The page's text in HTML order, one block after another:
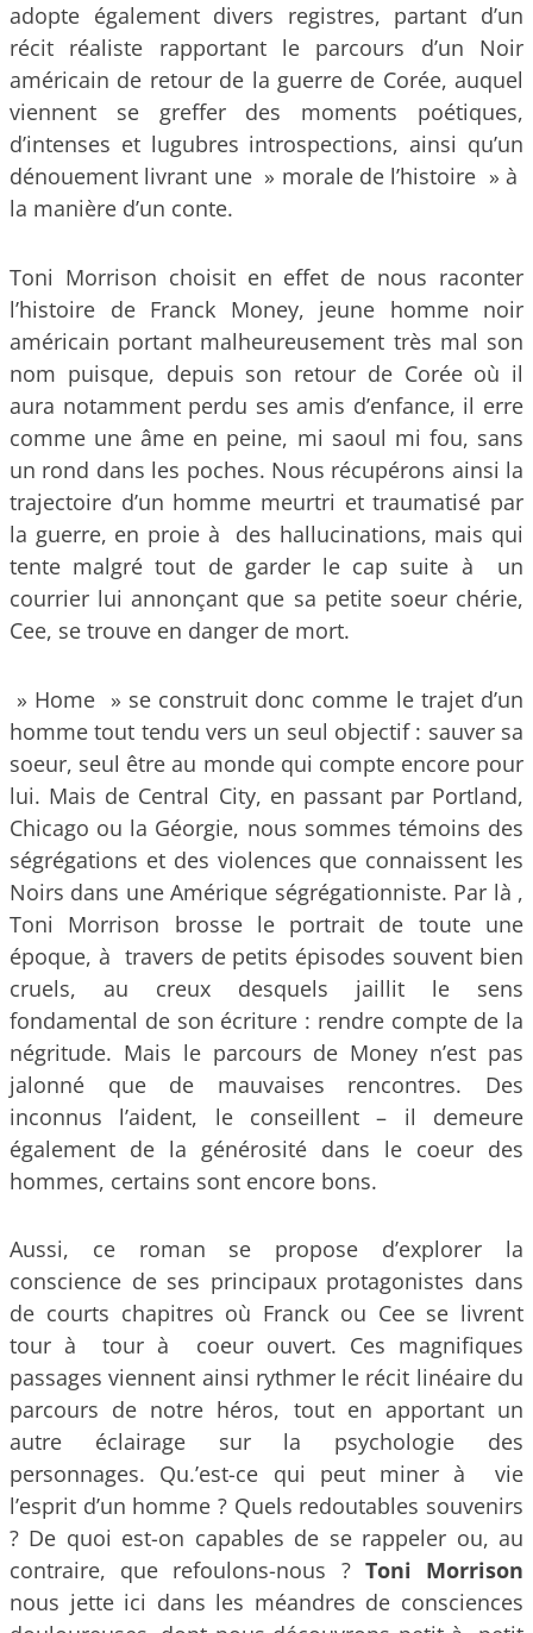
adopte également divers registres, partant d’un
récit réaliste rapportant le parcours d’un Noir
américain de retour de la guerre de Corée, auquel
viennent se greffer des moments poétiques,
d’intenses et lugubres introspections, ainsi qu’un
dénouement livrant une » morale de l’histoire » à
la manière d’un conte.
Toni Morrison choisit en effet de nous raconter
l’histoire de Franck Money, jeune homme noir
américain portant malheureusement très mal son
nom puisque, depuis son retour de Corée où il
aura notamment perdu ses amis d’enfance, il erre
comme une âme en peine, mi saoul mi fou, sans
un rond dans les poches. Nous récupérons ainsi la
trajectoire d’un homme meurtri et traumatisé par
la guerre, en proie à des hallucinations, mais qui
tente malgré tout de garder le cap suite à un
courrier lui annonçant que sa petite soeur chérie,
Cee, se trouve en danger de mort.
» Home » se construit donc comme le trajet d’un
homme tout tendu vers un seul objectif : sauver sa
soeur, seul être au monde qui compte encore pour
lui. Mais de Central City, en passant par Portland,
Chicago ou la Géorgie, nous sommes témoins des
ségrégations et des violences que connaissent les
Noirs dans une Amérique ségrégationniste. Par là ,
Toni Morrison brosse le portrait de toute une
époque, à travers de petits épisodes souvent bien
cruels, au creux desquels jaillit le sens
fondamental de son écriture : rendre compte de la
négritude. Mais le parcours de Money n’est pas
jalonné que de mauvaises rencontres. Des
inconnus l’aident, le conseillent – il demeure
également de la générosité dans le coeur des
hommes, certains sont encore bons.
Aussi, ce roman se propose d’explorer la
conscience de ses principaux protagonistes dans
de courts chapitres où Franck ou Cee se livrent
tour à tour à coeur ouvert. Ces magnifiques
passages viennent ainsi rythmer le récit linéaire du
parcours de notre héros, tout en apportant un
autre éclairage sur la psychologie des
personnages. Qu.’est-ce qui peut miner à vie
l’esprit d’un homme ? Quels redoutables souvenirs
? De quoi est-on capables de se rappeler ou, au
contraire, que refoulons-nous ? Toni Morrison
nous jette ici dans les méandres de consciences